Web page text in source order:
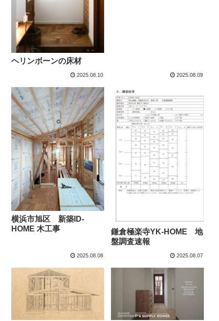
ヘリンボーンの床材
2025.08.10 2025.08.09
横浜市旭区 新築ID-
HOME 木工事
2025.08.08
鎌倉極楽寺YK-HOME 地
盤調査速報
2025.08.07